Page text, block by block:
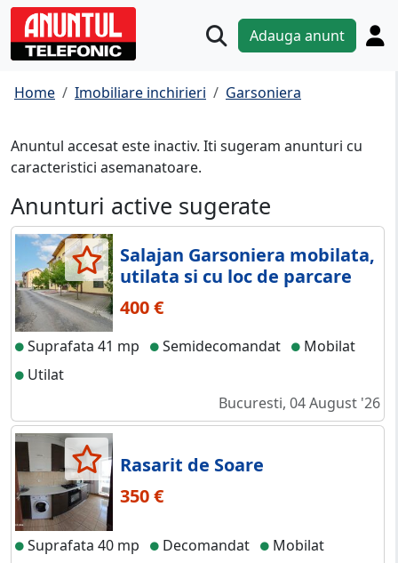
Adauga anunt
Home Imobiliare inchirieri Garsoniera
Anuntul accesat este inactiv. Iti sugeram anunturi cu
caracteristici asemanatoare.
Anunturi active sugerate
Salajan Garsoniera mobilata,
utilata si cu loc de parcare
400 €
Suprafata 41 mp Semidecomandat
Mobilat
Utilat
Bucuresti, 04 August '26
Rasarit de Soare
350 €
Suprafata 40 mp Decomandat
Mobilat